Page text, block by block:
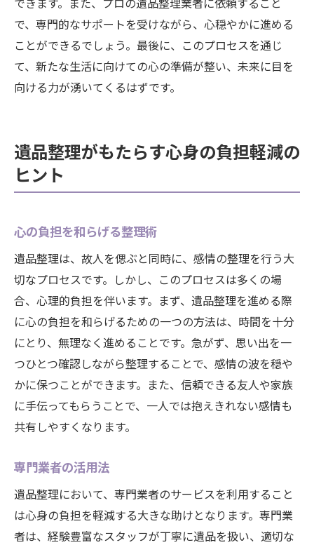
で、専門的なサポートを受けながら、心穏やかに進める
ことができるでしょう。最後に、このプロセスを通じ
て、新たな生活に向けての心の準備が整い、未来に目を
向ける力が湧いてくるはずです。
遺品整理がもたらす心身の負担軽減の
ヒント
心の負担を和らげる整理術
遺品整理は、故人を偲ぶと同時に、感情の整理を行う大
切なプロセスです。しかし、このプロセスは多くの場
合、心理的負担を伴います。まず、遺品整理を進める際
に心の負担を和らげるための一つの方法は、時間を十分
にとり、無理なく進めることです。急がず、思い出を一
つひとつ確認しながら整理することで、感情の波を穏や
かに保つことができます。また、信頼できる友人や家族
に手伝ってもらうことで、一人では抱えきれない感情も
共有しやすくなります。
専門業者の活用法
遺品整理において、専門業者のサービスを利用すること
は心身の負担を軽減する大きな助けとなります。専門業
者は、経験豊富なスタッフが丁寧に遺品を扱い、適切な